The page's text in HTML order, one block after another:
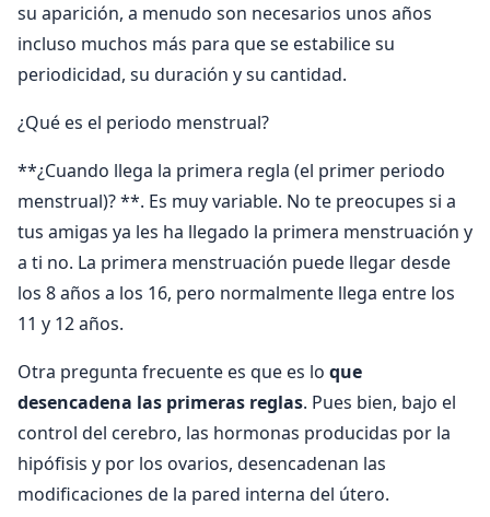
su aparición, a menudo son necesarios unos años
incluso muchos más para que se estabilice su
periodicidad, su duración y su cantidad.
¿Qué es el periodo menstrual?
**¿Cuando llega la primera regla (el primer periodo
menstrual)? **. Es muy variable. No te preocupes si a
tus amigas ya les ha llegado la primera menstruación y
a ti no. La primera menstruación puede llegar desde
los 8 años a los 16, pero normalmente llega entre los
11 y 12 años.
Otra pregunta frecuente es que es lo que
desencadena las primeras reglas. Pues bien, bajo el
control del cerebro, las hormonas producidas por la
hipófisis y por los ovarios, desencadenan las
modificaciones de la pared interna del útero.